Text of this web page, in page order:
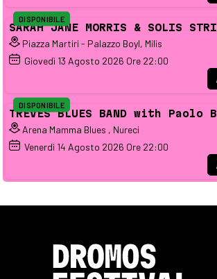
SARAH JANE MORRIS & SOLIS
Piazza Martiri - Palazzo Boyl, Milis
Giovedì 13 Agosto 2026 Ore 22:00
DISPONIBILE
TREVES BLUES BAND with
Arena Mamma Blues , Nureci
Venerdì 14 Agosto 2026 Ore 22:00
DISPONIBILE